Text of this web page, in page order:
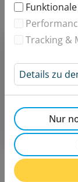
Bitte
10er Abo für 4
Gesamtpreis
Funktionale
Tracking &
Details zu
Nur